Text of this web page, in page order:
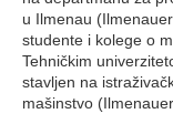
u Ilmenau
studente i kolege o
Tehničkim
stavljen na
mašinstvo